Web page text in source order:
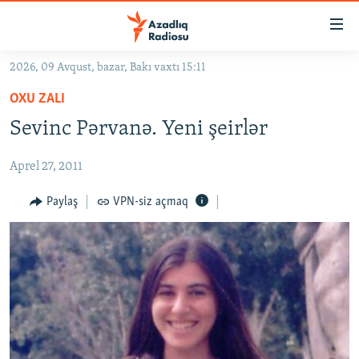
Əsas
qayıt
Əsas
qayıt
#ƏSLINDƏ
FƏRQƏ BAX
QANUNI DOĞRU
ARAŞDIRMA
MULTIMEDIA
VIDEO
FOTOQALEREYA
RADIO ARXIV
OXU ZALI
HAQQIMIZDA
2026, 09 Avqust, bazar, Bakı vaxtı 15:11
OXU ZALI
Sevinc Pərvanə. Yeni şeirlər
Aprel 27, 2011
Paylaş VPN-siz açmaq